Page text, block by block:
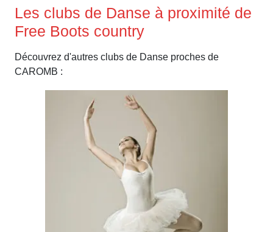
Les clubs de Danse à proximité de
Free Boots country
Découvrez d'autres clubs de Danse proches de
CAROMB :